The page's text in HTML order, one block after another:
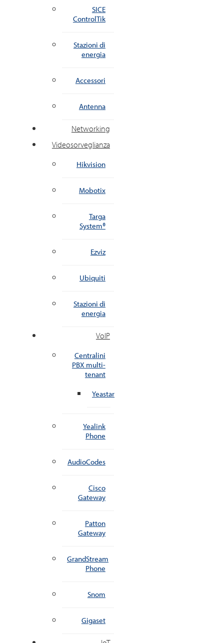
SICE
ControlTik
Stazioni di
energia
Accessori
Antenna
Networking
Videosorveglianza
Hikvision
Mobotix
Targa
System®
Ezviz
Ubiquiti
Stazioni di
energia
VoIP
Centralini
PBX multi-
tenant
Yeastar
Yealink
Phone
AudioCodes
Cisco
Gateway
Patton
Gateway
GrandStream
Phone
Snom
Gigaset